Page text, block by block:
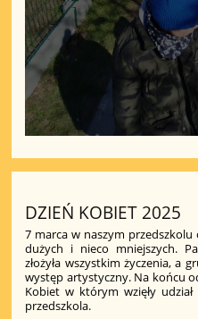
DZIEŃ KOBIET 2025
7 marca w naszym
dużych i nieco mniejszych.
złożyła wszystkim życzenia, a
występ artystyczny. Na końcu
Kobiet w którym wzięły
przedszkola.